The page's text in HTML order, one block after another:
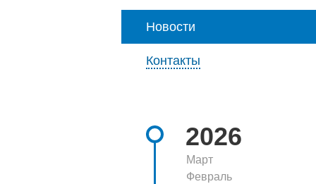
Новости
Контакты
2026
Март
Февраль